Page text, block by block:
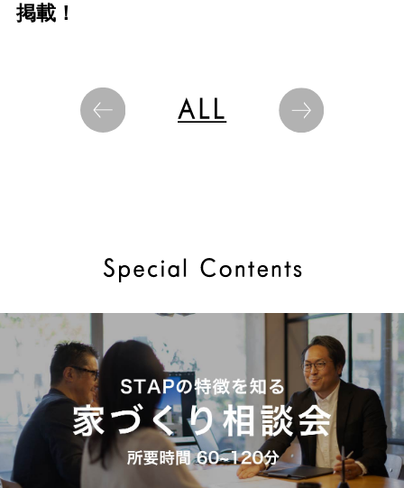
掲載！